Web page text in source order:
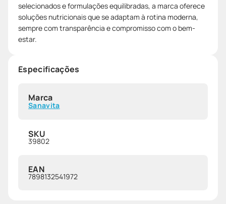
selecionados e formulações equilibradas, a marca oferece
soluções nutricionais que se adaptam à rotina moderna,
sempre com transparência e compromisso com o bem-
estar.
Especificações
Marca
Sanavita
SKU
39802
EAN
7898132541972